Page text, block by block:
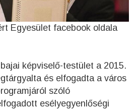
Egyesület facebook oldala
képviselő-testület a 2015.
és elfogadta a város
szóló
esélyegyenlőségi